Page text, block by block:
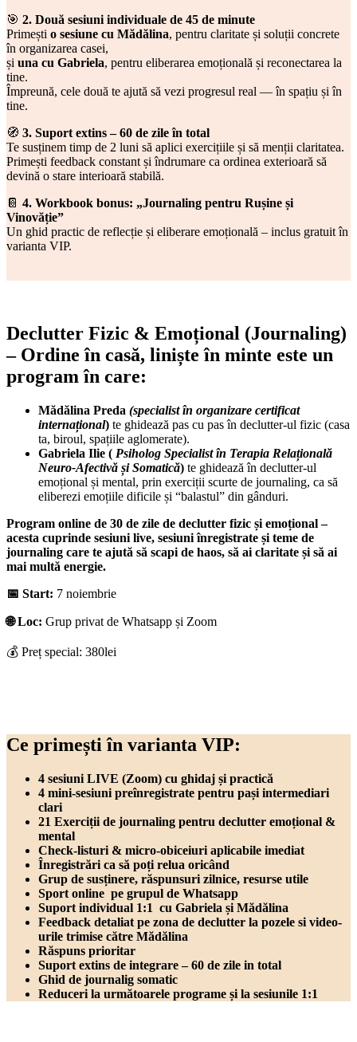
🎯 2. Două sesiuni individuale de 45 de minute
Primești o sesiune cu Mădălina, pentru claritate și soluții concrete
în organizarea casei,
și una cu Gabriela, pentru eliberarea emoțională și reconectarea la
tine.
Împreună, cele două te ajută să vezi progresul real — în spațiu și în
tine.
🧭 3. Suport extins – 60 de zile în total
Te susținem timp de 2 luni să aplici exercițiile și să menții claritatea.
Primești feedback constant și îndrumare ca ordinea exterioară să
devină o stare interioară stabilă.
📔 4. Workbook bonus: „Journaling pentru Rușine și
Vinovăție”
Un ghid practic de reflecție și eliberare emoțională – inclus gratuit în
varianta VIP.
Declutter Fizic & Emoțional (Journaling)
– Ordine în casă, liniște în minte este un
program în care:
Mădălina Preda (specialist în organizare certificat
internațional) te ghidează pas cu pas în declutter-ul fizic (casa
ta, biroul, spațiile aglomerate).
Gabriela Ilie ( Psiholog Specialist în Terapia Relațională
Neuro-Afectivă și Somatică) te ghidează în declutter-ul
emoțional și mental, prin exerciții scurte de journaling, ca să
eliberezi emoțiile dificile și “balastul” din gânduri.
Program online de 30 de zile de declutter fizic și emoțional –
acesta cuprinde sesiuni live, sesiuni înregistrate și teme de
journaling care te ajută să scapi de haos, să ai claritate și să ai
mai multă energie.
📅 Start: 7 noiembrie
🌐 Loc: Grup privat de Whatsapp și Zoom
💰 Preț special: 380lei
Ce primești în varianta VIP:
4 sesiuni LIVE (Zoom) cu ghidaj și practică
4 mini-sesiuni preînregistrate pentru pași intermediari
clari
21 Exerciții de journaling pentru declutter emoțional &
mental
Check-listuri & micro-obiceiuri aplicabile imediat
Înregistrări ca să poți relua oricând
Grup de susținere, răspunsuri zilnice, resurse utile
Sport online pe grupul de Whatsapp
Suport individual 1:1 cu Gabriela și Mădălina
Feedback detaliat pe zona de declutter la pozele si video-
urile trimise către Mădălina
Răspuns prioritar
Suport extins de integrare – 60 de zile in total
Ghid de journalig somatic
Reduceri la următoarele programe și la sesiunile 1:1